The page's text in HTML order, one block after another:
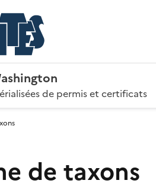
de permis et certificats
de taxons